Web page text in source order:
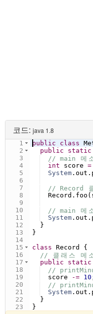
코드: java 1.8
1
2
3
4
5
6
7
8
9
10
11
12
13
14
15
16
17
18
19
20
21
22
23
public class
public
static
// main
메
int
score =
System . out .
// Record
Record . foo (
// main 메
System . out .
  }
}
class Record
{
//
클 래 스 메
public
static
//
score
-= 10
//
System . out .
  }
}